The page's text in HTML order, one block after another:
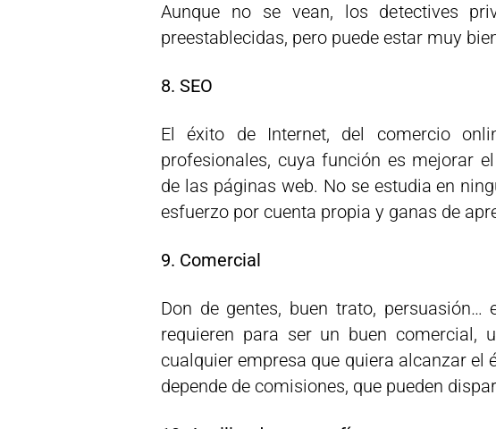
Aunque no se vean, los detectives
preestablecidas, pero puede estar muy
8. SEO
El éxito de Internet, del comercio
profesionales, cuya función es mejorar
de las páginas web. No se estudia en
esfuerzo por cuenta propia y ganas de
9. Comercial
Don de gentes, buen trato,
requieren para ser un buen comercial,
cualquier empresa que quiera alcanzar el
depende de comisiones, que pueden